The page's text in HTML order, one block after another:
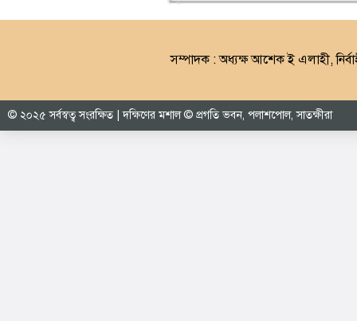
সম্পাদক : অধ্যক্ষ আশেক ই এলাহী,
© ২০২৫ সর্বস্বত্ব সংরক্ষিত | দক্ষিণের মশাল © প্রগতি ভবন, পলাশপোল, সাতক্ষীরা